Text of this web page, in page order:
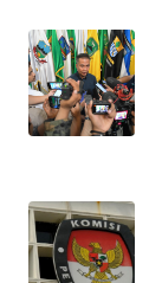
OPINI
EDITORIAL
INDEKS
BERITA